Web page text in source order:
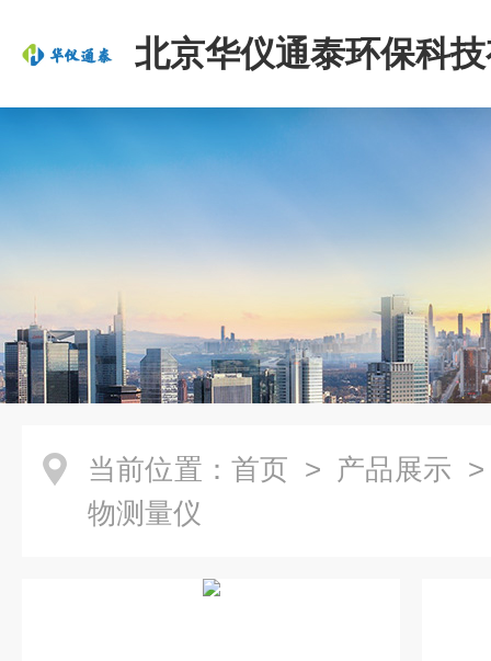
北京华仪通泰环保科
司
当前位置： 首页 > 产品展示
物测量仪